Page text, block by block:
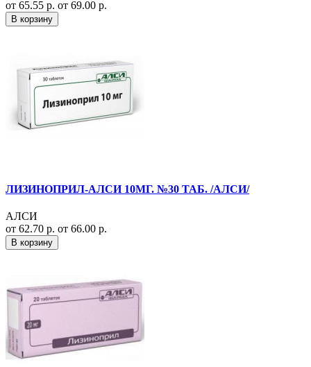
от 65.55 р. от 69.00 р.
В корзину
ЛИЗИНОПРИЛ-АЛСИ 10МГ. №30 ТАБ. /АЛСИ/
АЛСИ
от 62.70 р. от 66.00 р.
В корзину